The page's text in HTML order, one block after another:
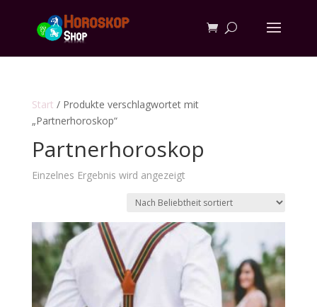
Start / Produkte verschlagwortet mit
„Partnerhoroskop“
Partnerhoroskop
Einzelnes Ergebnis wird angezeigt